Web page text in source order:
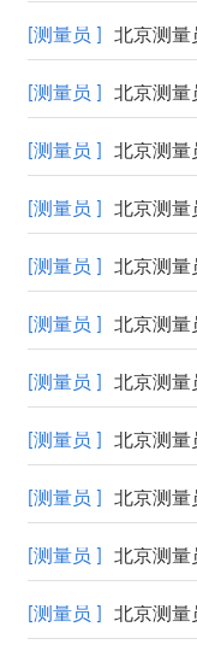
[测量员 ] 北京测量
[测量员 ] 北京测量
[测量员 ] 北京测量
[测量员 ] 北京测量
[测量员 ] 北京测量
[测量员 ] 北京测量
[测量员 ] 北京测量
[测量员 ] 北京测量
[测量员 ] 北京测量
[测量员 ] 北京测量
[测量员 ] 北京测量